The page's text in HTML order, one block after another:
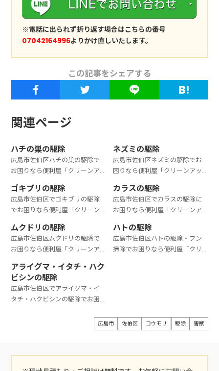
※電話に出られず折り返す場合はこちらの番号
07042164996よりかけ直しいたします。
この記事をシェアする
関連ページ
ハチの巣の駆除
広島市佐伯区ハチの巣の駆除で
お困りなら便利屋「クリーンア
チの巣の駆除は5,500円～で対応
できます。ご希望に応じて、臨機
応変に対応いたします。ご相談・
見積もりは無料です。お気軽にお
問い合わせください。
ネズミの駆除
広島市佐伯区ネズミの駆除でお
困りなら便利屋「クリーンアッ
ミの駆除は60,000円～で対応で
きます。ご希望に応じて、臨機応
変に対応いたします。ご相談・見
積もりは無料です。お気軽にお問
い合わせください。
ゴキブリの駆除
広島市佐伯区でゴキブリの駆除
でお困りなら便利屋「クリーン
ゴキブリの駆除は5,500円～で対
応できます。地域密着型の便利屋
のため、リーズナブルな価格で
しっかり撤去いたします。ご相
談・見積もりは無料です。お気軽
にお問い合わせください。
カラスの駆除
広島市佐伯区でカラスの駆除に
お困りなら便利屋「クリーンア
ラスの駆除は20,000円～で対応
できます。日常生活に支障を来し
ている場合、ご連絡いただけれ
ムクドリの駆除
広島市佐伯区ムクドリの駆除で
お困りなら便利屋「クリーンア
ズミの駆除は25,000円～で対応
できます。ご希望に応じて、臨機
応変に対応いたします。ご相談・
見積もりは無料です。お気軽にお
ハトの駆除
広島市佐伯区ハトの駆除・フン
掃除でお困りなら便利屋「クリ
軽にお問い合わせください。
アライグマ・イタチ・ハク
ビシンの駆除
広島市佐伯区でアライグマ・イ
タチ・ハクビシンの駆除でお困
プ」におまかせください。アラ
イグマ・イタチ・ハクビシンの
ます。日常生活に支障を来してい
広島市 佐伯区 コウモリ 駆除 害獣